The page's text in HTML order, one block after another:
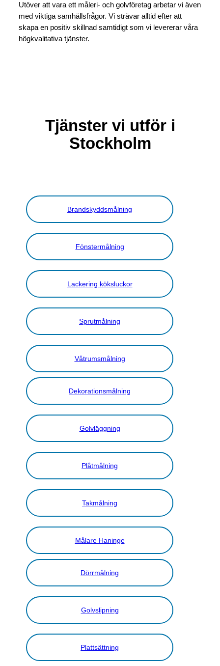
Utöver att vara ett måleri- och golvföretag arbetar vi även
med viktiga samhällsfrågor. Vi strävar alltid efter att
skapa en positiv skillnad samtidigt som vi levererar våra
högkvalitativa tjänster.
Tjänster vi utför i
Stockholm
Brandskyddsmålning
Fönstermålning
Lackering köksluckor
Sprutmålning
Våtrumsmålning
Dekorationsmålning
Golvläggning
Plåtmålning
Takmålning
Målare Haninge
Dörrmålning
Golvslipning
Plattsättning